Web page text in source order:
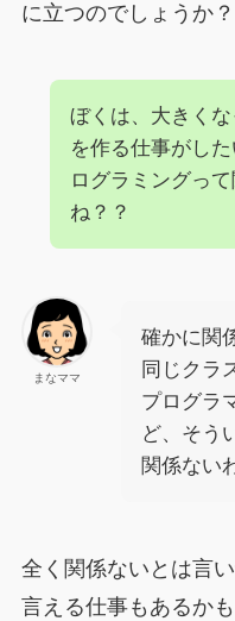
に立つのでしょうか？
ぼくは、大きく
を作る仕事がし
ログラミングっ
ね？？
まなママ
確かに関
同じクラ
プログラ
ど、そう
関係ない
全く関係ないとは言
言える仕事もあるか